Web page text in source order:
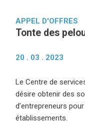
APPEL D'OFFRES
Tonte des
20 . 03 . 2023
Le Centre de
désire obtenir des
d’entrepreneurs
établissements.